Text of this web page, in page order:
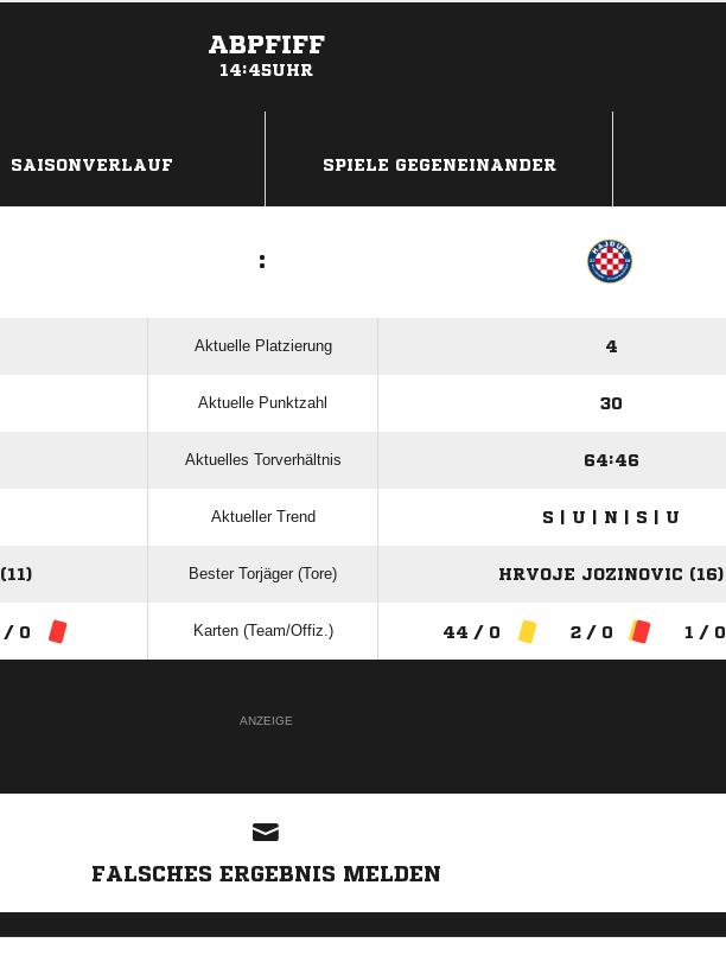
ABPFIFF
14:45UHR
SAISONVERLAUF SPIELE GEGENEINANDER
:
Aktuelle Platzierung 4
Aktuelle Punktzahl 30
Aktuelles Torverhältnis 64:46
Aktueller Trend S | U | N | S | U
Bester Torjäger (Tore) HRVOJE JOZINOVIC (16)
/ 0 Karten (Team/Offiz.) 44 / 0 2 / 0 1 / 0
ANZEIGE
FALSCHES ERGEBNIS MELDEN